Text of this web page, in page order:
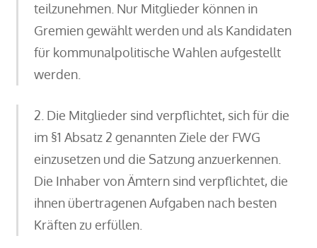
teilzunehmen. Nur Mitglieder können in
Gremien gewählt werden und als Kandidaten
für kommunalpolitische Wahlen aufgestellt
werden.
2. Die Mitglieder sind verpflichtet, sich für die
im §1 Absatz 2 genannten Ziele der FWG
einzusetzen und die Satzung anzuerkennen.
Die Inhaber von Ämtern sind verpflichtet, die
ihnen übertragenen Aufgaben nach besten
Kräften zu erfüllen.